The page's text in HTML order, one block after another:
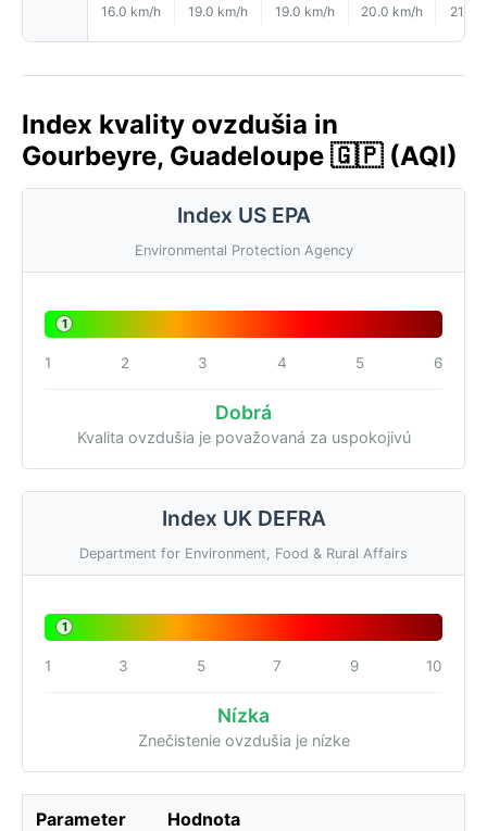
16.0 km/h 19.0 km/h 19.0 km/h 20.0 km/h 21.0
Index kvality ovzdušia in
Gourbeyre, Guadeloupe 🇬🇵 (AQI)
Index US EPA
Environmental Protection Agency
1
1 2 3 4 5 6
Dobrá
Kvalita ovzdušia je považovaná za uspokojivú
Index UK DEFRA
Department for Environment, Food & Rural Affairs
1
1 3 5 7 9 10
Nízka
Znečistenie ovzdušia je nízke
Parameter Hodnota